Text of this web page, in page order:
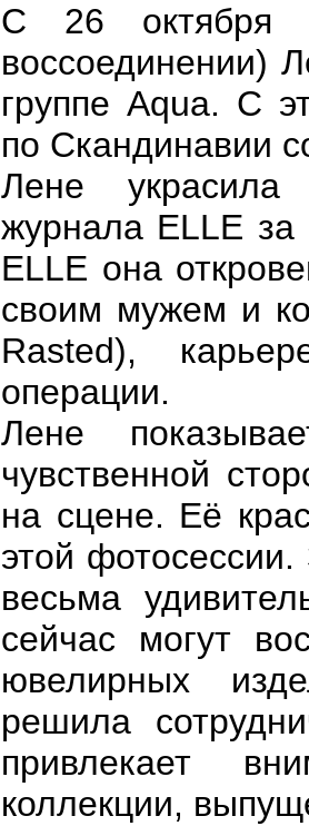
C 26 октября
воссоединении)
группе Aqua. С
по Скандинавии
Лене украсила
журнала ELLE
ELLE она
своим мужем и
Rasted),
операции.
Лене
чувственной
на сцене. Её
этой
весьма
сейчас могут
ювелирных
решила
привлекает
коллекции,